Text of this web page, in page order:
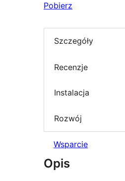
Pobierz
Szczegóły
Recenzje
Instalacja
Rozwój
Wsparcie
Opis